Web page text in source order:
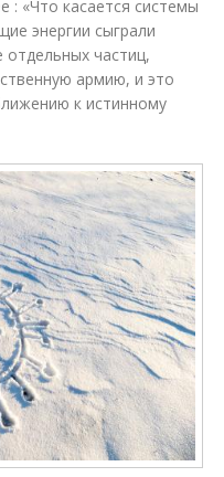
: «Что касается системы
энергии сыграли
частиц,
армию, и это
к истинному